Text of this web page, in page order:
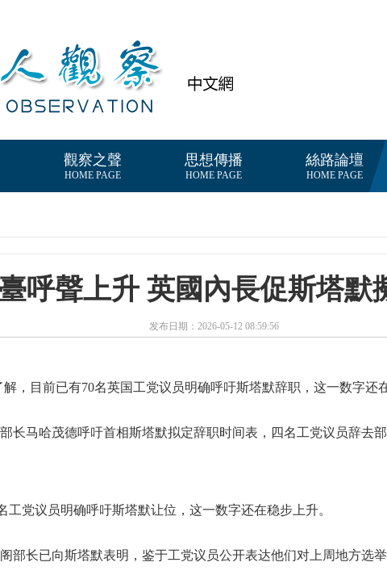
觀察之聲
HOME PAGE
思想傳播
HOME PAGE
絲路論壇
HOME PAGE
呼聲上升 英國內長促斯塔默
发布日期：2026-05-12 08:59:56
目前已有70名英国工党议员明确呼吁斯塔默辞职，这一数字还
马哈茂德呼吁首相斯塔默拟定辞职时间表，四名工党议员辞去
党议员明确呼吁斯塔默让位，这一数字还在稳步上升。
长已向斯塔默表明，鉴于工党议员公开表达他们对上周地方选